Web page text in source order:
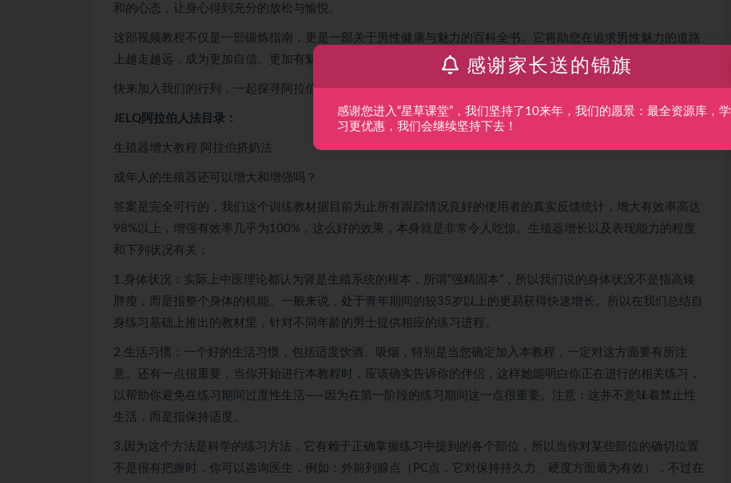
和的心态，让身心得到充分的放松与愉悦。
这部视频教程不仅是一部锻炼指南，更是一部关于男性健康与魅力的百科全书。它将助您在追求男性魅力的道路
上越走越远，成为更加自信、更加有魅力的男人。
快来加入我们的行列，一起探寻阿拉伯人独特的锻炼法门，让您的男性魅力焕发新的光彩！
JELQ阿拉伯人法目录：
生殖器增大教程 阿拉伯挤奶法
成年人的生殖器还可以增大和增强吗？
答案是完全可行的，我们这个训练教材据目前为止所有跟踪情况良好的使用者的真实反馈统计，增大有效率高达
98%以上，增强有效率几乎为100%，这么好的效果，本身就是非常令人吃惊。生殖器增长以及表现能力的程度
和下列状况有关：
1.身体状况：实际上中医理论都认为肾是生殖系统的根本，所谓“强精固本”，所以我们说的身体状况不是指高矮
胖瘦，而是指整个身体的机能。一般来说，处于青年期间的较35岁以上的更易获得快速增长。所以在我们总结自
身练习基础上推出的教材里，针对不同年龄的男士提供相应的练习进程。
2.生活习惯：一个好的生活习惯，包括适度饮酒、吸烟，特别是当您确定加入本教程，一定对这方面要有所注
意。还有一点很重要，当你开始进行本教程时，应该确实告诉你的伴侣，这样她能明白你正在进行的相关练习，
以帮助你避免在练习期间过度性生活——因为在第一阶段的练习期间这一点很重要。注意：这并不意味着禁止性
生活，而是指保持适度。
3.因为这个方法是科学的练习方法，它有赖于正确掌握练习中提到的各个部位，所以当你对某些部位的确切位置
不是很有把握时，你可以咨询医生，例如：外前列腺点（PC点，它对保持持久力、硬度方面最为有效），不过在
感谢家长送的锦旗
感谢您进入“星草课堂”，我们坚持了10来年，我们的愿景：最全资源库，学
习更优惠，我们会继续坚持下去！